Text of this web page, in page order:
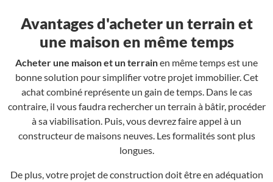
Avantages d'acheter un terrain et
une maison en même temps
Acheter une maison et un terrainen même temps est une
bonne solution pour simplifier votre projet immobilier. Cet
achat combiné représente un gain de temps. Dans le cas
contraire, il vous faudra rechercher un terrain à bâtir, procéder
à sa viabilisation. Puis, vous devrez faire appel à un
constructeur de maisons neuves. Les formalités sont plus
longues.
De plus, votre projet de construction doit être en adéquation